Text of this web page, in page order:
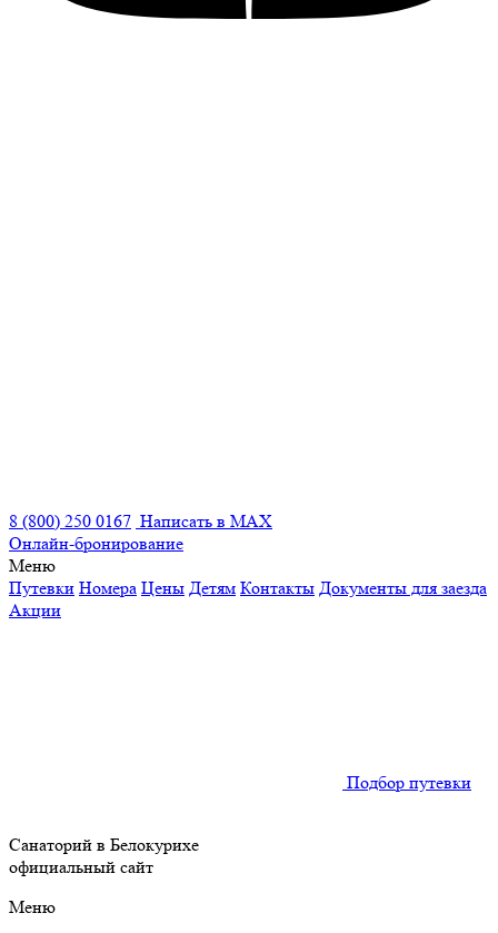
8 (800) 250 0167 Написать в MAX
Онлайн-бронирование
Меню
Путевки Номера Цены Детям Контакты Документы для заезда
Акции
Подбор путевки
Санаторий в Белокурихе
официальный сайт
Меню